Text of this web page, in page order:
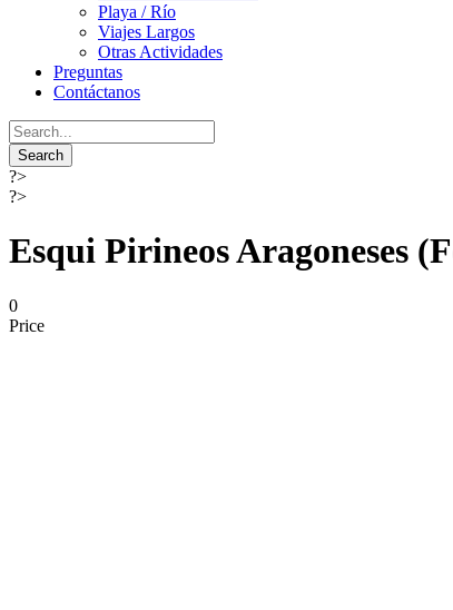
Playa / Río
Viajes Largos
Otras Actividades
Preguntas
Contáctanos
?>
?>
Esqui Pirineos Aragoneses
0
Price